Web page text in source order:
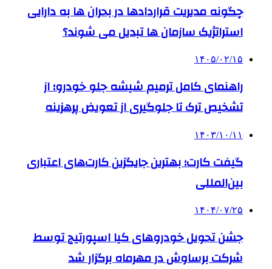
چگونه مدیریت قراردادها در بحران ها به دارایی
استراتژیک سازمان ها تبدیل می شوند؟
۱۴۰۵/۰۲/۱۵
راهنمای کامل ترمیم شیشه جلو خودرو؛ از
تشخیص ترک تا جلوگیری از تعویض پرهزینه
۱۴۰۳/۱۰/۱۱
گیفت کارت؛ بهترین جایگزین کارت‌های اعتباری
بین‌المللی
۱۴۰۴/۰۷/۲۵
جشن تحویل خودروهای کیا اسپورتیج توسط
شرکت برساوش در مهرماه برگزار شد